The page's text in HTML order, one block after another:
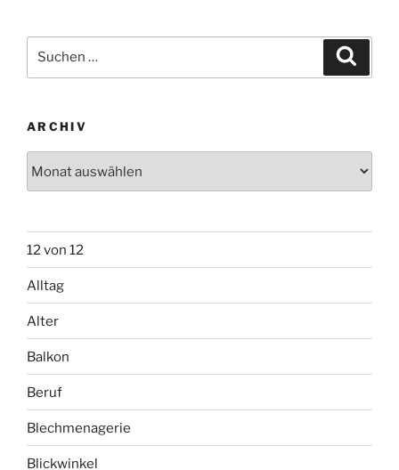
nach:
ARCHIV
12 von 12
Alltag
Alter
Balkon
Beruf
Blechmenagerie
Blickwinkel